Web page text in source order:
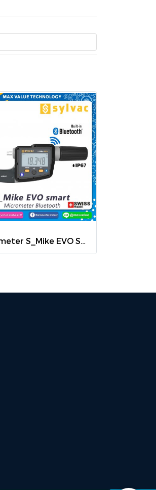
Micrometer S_Mike EVO Smart